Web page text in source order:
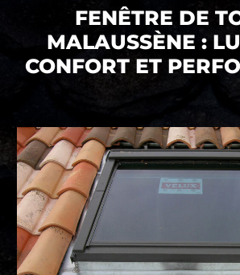
FENÊTRE DE
MALAUSSÈNE :
CONFORT ET